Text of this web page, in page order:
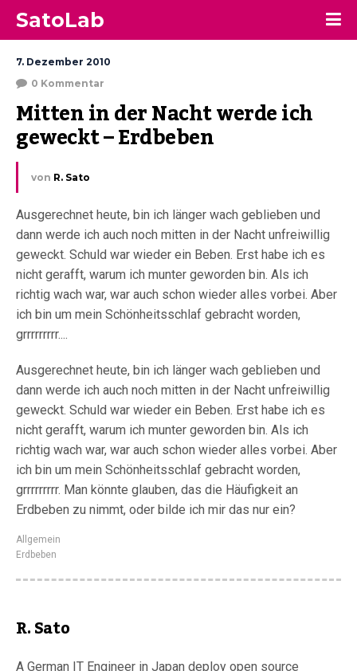
SatoLab
7. Dezember 2010
0 Kommentar
Mitten in der Nacht werde ich
geweckt – Erdbeben
von R. Sato
Ausgerechnet heute, bin ich länger wach geblieben und
dann werde ich auch noch mitten in der Nacht unfreiwillig
geweckt. Schuld war wieder ein Beben. Erst habe ich es
nicht gerafft, warum ich munter geworden bin. Als ich
richtig wach war, war auch schon wieder alles vorbei. Aber
ich bin um mein Schönheitsschlaf gebracht worden,
grrrrrrrrr....
Ausgerechnet heute, bin ich länger wach geblieben und
dann werde ich auch noch mitten in der Nacht unfreiwillig
geweckt. Schuld war wieder ein Beben. Erst habe ich es
nicht gerafft, warum ich munter geworden bin. Als ich
richtig wach war, war auch schon wieder alles vorbei. Aber
ich bin um mein Schönheitsschlaf gebracht worden,
grrrrrrrrr. Man könnte glauben, das die Häufigkeit an
Erdbeben zu nimmt, oder bilde ich mir das nur ein?
Allgemein
Erdbeben
R. Sato
A German IT Engineer in Japan deploy open source